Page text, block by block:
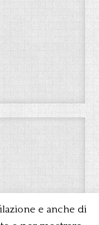
e anche di